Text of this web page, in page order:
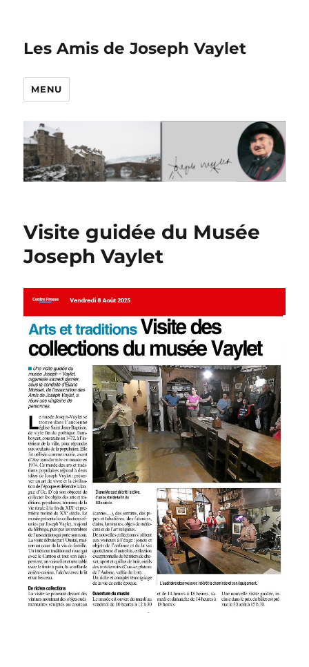
Les Amis de Joseph Vaylet
MENU
Visite guidée du Musée
Joseph Vaylet